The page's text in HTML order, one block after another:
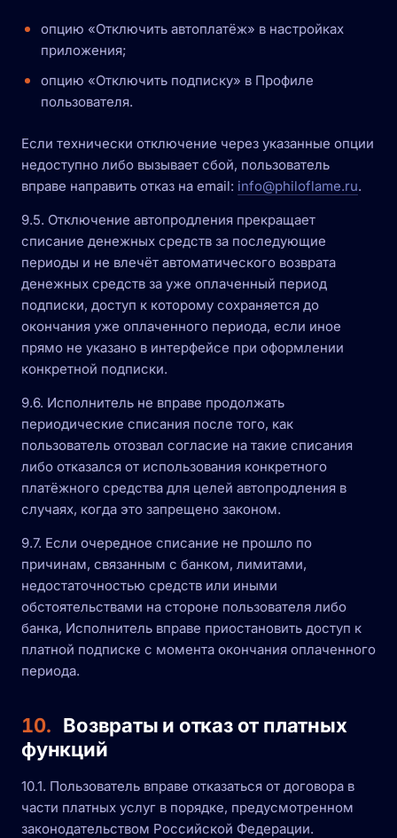
опцию «Отключить автоплатёж» в настройках
приложения;
опцию «Отключить подписку» в Профиле
пользователя.
Если технически отключение через указанные опции
недоступно либо вызывает сбой, пользователь
вправе направить отказ на email: info@philoflame.ru.
9.5. Отключение автопродления прекращает
списание денежных средств за последующие
периоды и не влечёт автоматического возврата
денежных средств за уже оплаченный период
подписки, доступ к которому сохраняется до
окончания уже оплаченного периода, если иное
прямо не указано в интерфейсе при оформлении
конкретной подписки.
9.6. Исполнитель не вправе продолжать
периодические списания после того, как
пользователь отозвал согласие на такие списания
либо отказался от использования конкретного
платёжного средства для целей автопродления в
случаях, когда это запрещено законом.
9.7. Если очередное списание не прошло по
причинам, связанным с банком, лимитами,
недостаточностью средств или иными
обстоятельствами на стороне пользователя либо
банка, Исполнитель вправе приостановить доступ к
платной подписке с момента окончания оплаченного
периода.
10. Возвраты и отказ от платных
функций
10.1. Пользователь вправе отказаться от договора в
части платных услуг в порядке, предусмотренном
законодательством Российской Федерации.